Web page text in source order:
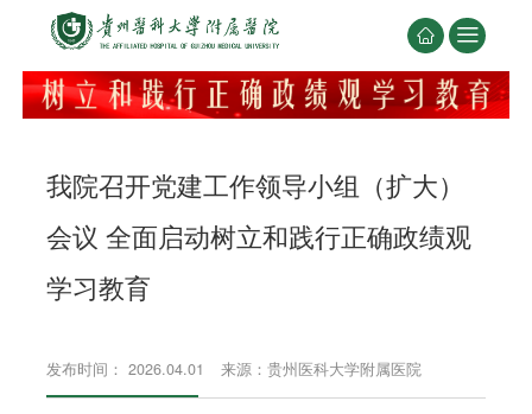
 
我院召开党建工作领导小组（扩大）
会议 全面启动树立和践行正确政绩观
学习教育
发布时间： 2026.04.01 来源：贵州医科大学附属医院